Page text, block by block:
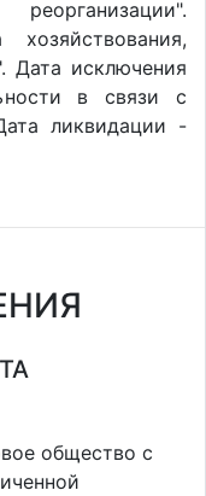
Дата исключения
в связи с
ликвидации -
общество с